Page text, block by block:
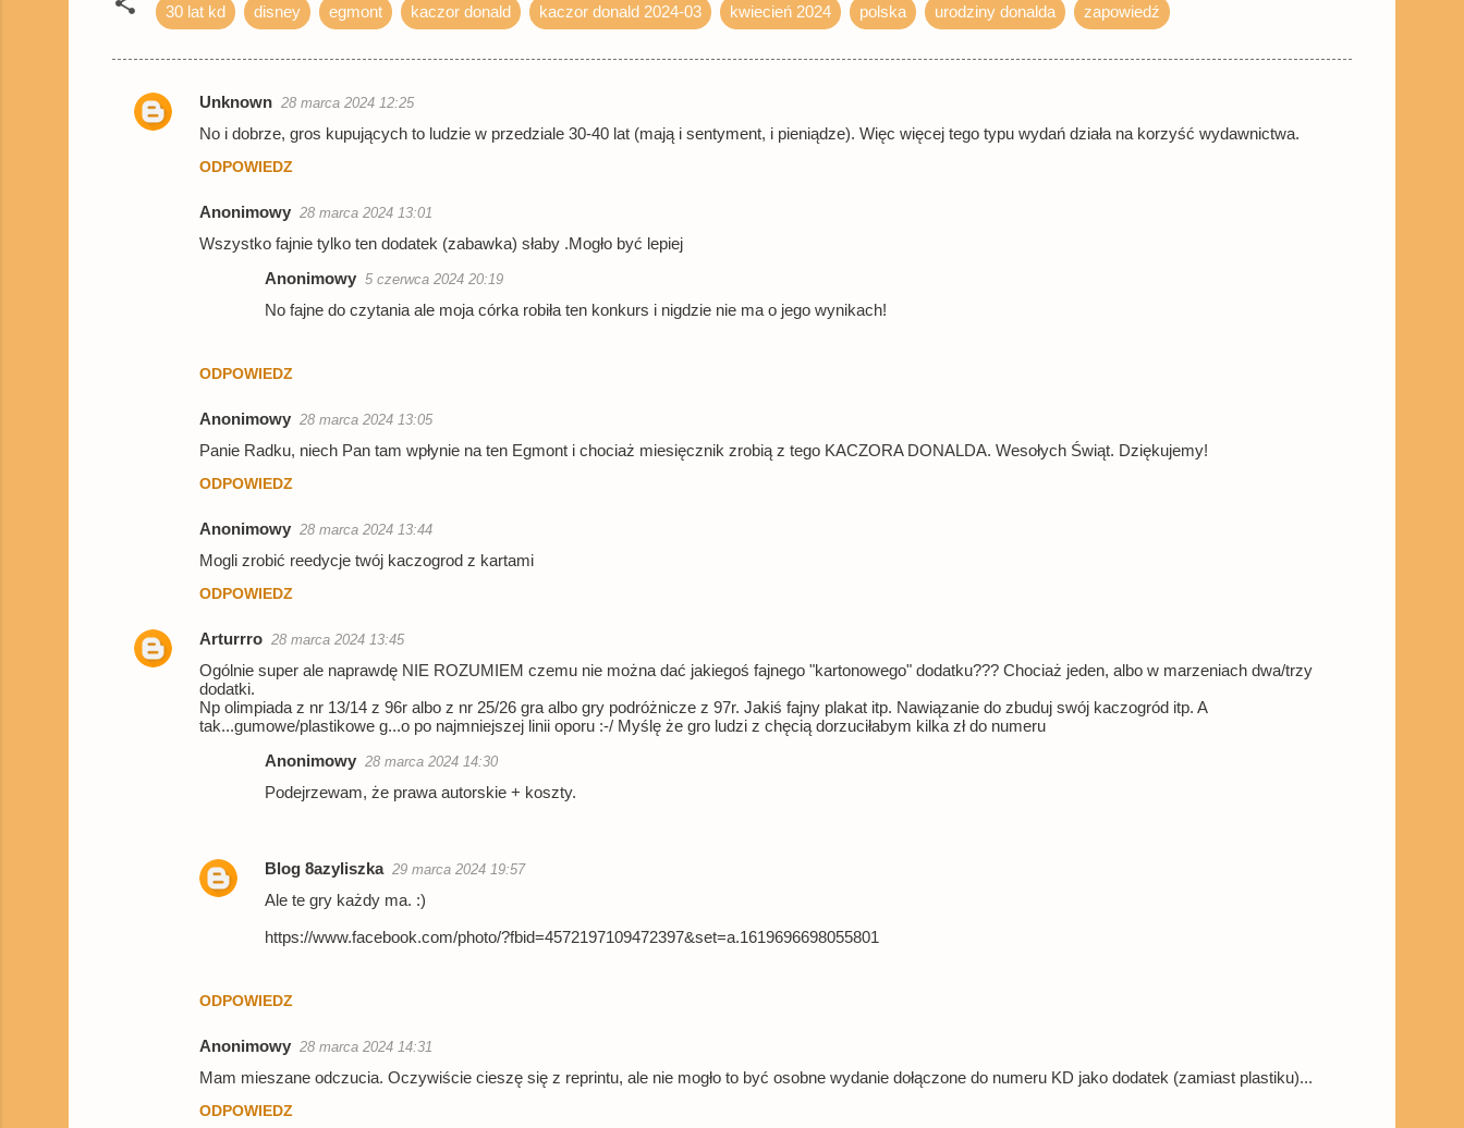
30 lat kd disney egmont kaczor donald kaczor donald 2024-03 kwiecień 2024 polska urodziny donalda zapowiedź
K
Unknown 28 marca 2024 12:25
No i dobrze, gros kupujących to ludzie w przedziale 30-40 lat (mają i sentyment, i pieniądze). Więc więcej tego typu wydań działa na korzyść wydawnictwa.
ODPOWIEDZ
Anonimowy 28 marca 2024 13:01
Wszystko fajnie tylko ten dodatek (zabawka) słaby .Mogło być lepiej
ODPOWIEDZ
Anonimowy 5 czerwca 2024 20:19
No fajne do czytania ale moja córka robiła ten konkurs i nigdzie nie ma o jego wynikach!
Anonimowy 28 marca 2024 13:05
Panie Radku, niech Pan tam wpłynie na ten Egmont i chociaż miesięcznik zrobią z tego KACZORA DONALDA. Wesołych Świąt. Dziękujemy!
ODPOWIEDZ
Anonimowy 28 marca 2024 13:44
Mogli zrobić reedycje twój kaczogrod z kartami
ODPOWIEDZ
Arturrro 28 marca 2024 13:45
Ogólnie super ale naprawdę NIE ROZUMIEM czemu nie można dać jakiegoś fajnego "kartonowego" dodatku??? Chociaż jeden, albo w marzeniach dwa/trzy
dodatki.
Np olimpiada z nr 13/14 z 96r albo z nr 25/26 gra albo gry podróżnicze z 97r. Jakiś fajny plakat itp. Nawiązanie do zbuduj swój kaczogród itp. A
tak...gumowe/plastikowe g...o po najmniejszej linii oporu :-/ Myślę że gro ludzi z chęcią dorzuciłabym kilka zł do numeru
ODPOWIEDZ
Anonimowy 28 marca 2024 14:30
Podejrzewam, że prawa autorskie + koszty.
Blog 8azyliszka 29 marca 2024 19:57
Ale te gry każdy ma. :)
https://www.facebook.com/photo/?fbid=4572197109472397&set=a.1619696698055801
Anonimowy 28 marca 2024 14:31
Mam mieszane odczucia. Oczywiście cieszę się z reprintu, ale nie mogło to być osobne wydanie dołączone do numeru KD jako dodatek (zamiast plastiku)...
ODPOWIEDZ